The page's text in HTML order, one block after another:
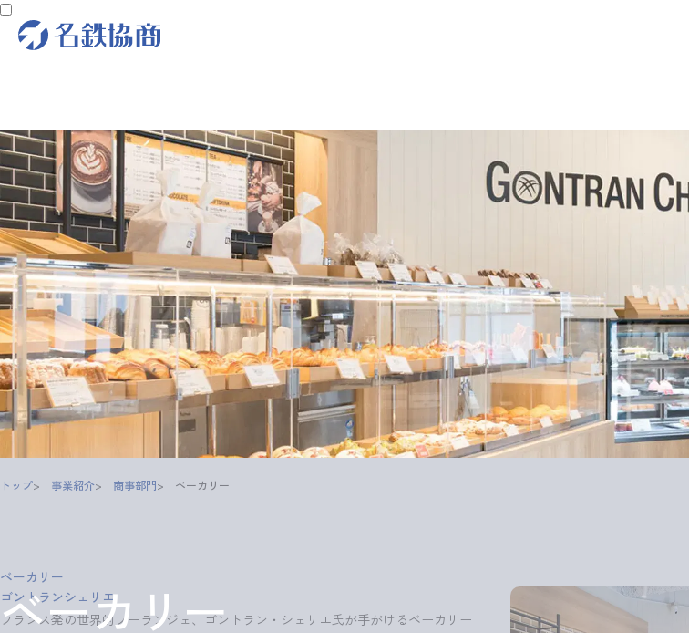
ベーカリー
トップ 事業紹介 商事部門 ベーカリー
ベーカリー
ゴントランシェリエ
フランス発の世界的ブーランジェ、ゴントラン・シェリエ氏が手がけるベーカリー